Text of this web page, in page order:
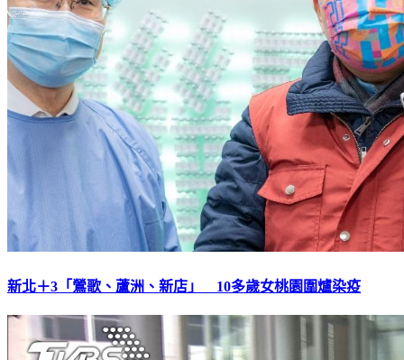
新北＋3「鶯歌、蘆洲、新店」 10多歲女桃園圍爐染疫